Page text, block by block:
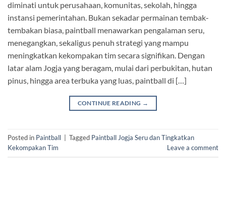
diminati untuk perusahaan, komunitas, sekolah, hingga
instansi pemerintahan. Bukan sekadar permainan tembak-
tembakan biasa, paintball menawarkan pengalaman seru,
menegangkan, sekaligus penuh strategi yang mampu
meningkatkan kekompakan tim secara signifikan. Dengan
latar alam Jogja yang beragam, mulai dari perbukitan, hutan
pinus, hingga area terbuka yang luas, paintball di […]
CONTINUE READING →
Posted in Paintball Tagged Paintball Jogja Seru dan Tingkatkan
Kekompakan Tim
Leave a comment